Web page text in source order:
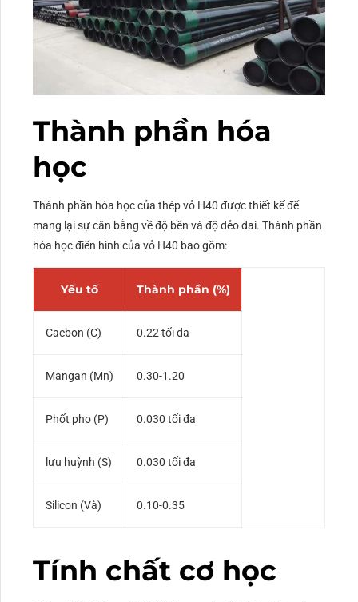
Thành phần hóa
học
Thành phần hóa học của thép vỏ H40 được thiết kế để
mang lại sự cân bằng về độ bền và độ dẻo dai. Thành phần
hóa học điển hình của vỏ H40 bao gồm:
Yếu tố Thành phần (%)
Cacbon (C) 0.22 tối đa
Mangan (Mn) 0.30-1.20
Phốt pho (P) 0.030 tối đa
lưu huỳnh (S) 0.030 tối đa
Silicon (Và) 0.10-0.35
Tính chất cơ học